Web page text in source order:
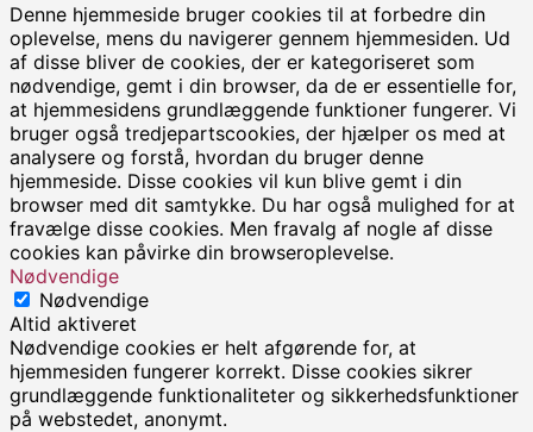
Denne hjemmeside bruger cookies til at forbedre din
oplevelse, mens du navigerer gennem hjemmesiden. Ud
af disse bliver de cookies, der er kategoriseret som
nødvendige, gemt i din browser, da de er essentielle for,
at hjemmesidens grundlæggende funktioner fungerer. Vi
bruger også tredjepartscookies, der hjælper os med at
analysere og forstå, hvordan du bruger denne
hjemmeside. Disse cookies vil kun blive gemt i din
browser med dit samtykke. Du har også mulighed for at
fravælge disse cookies. Men fravalg af nogle af disse
cookies kan påvirke din browseroplevelse.
Nødvendige
Nødvendige
Altid aktiveret
Nødvendige cookies er helt afgørende for, at
hjemmesiden fungerer korrekt. Disse cookies sikrer
grundlæggende funktionaliteter og sikkerhedsfunktioner
på webstedet, anonymt.